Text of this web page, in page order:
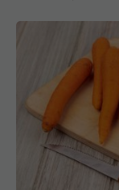
Cum se taie